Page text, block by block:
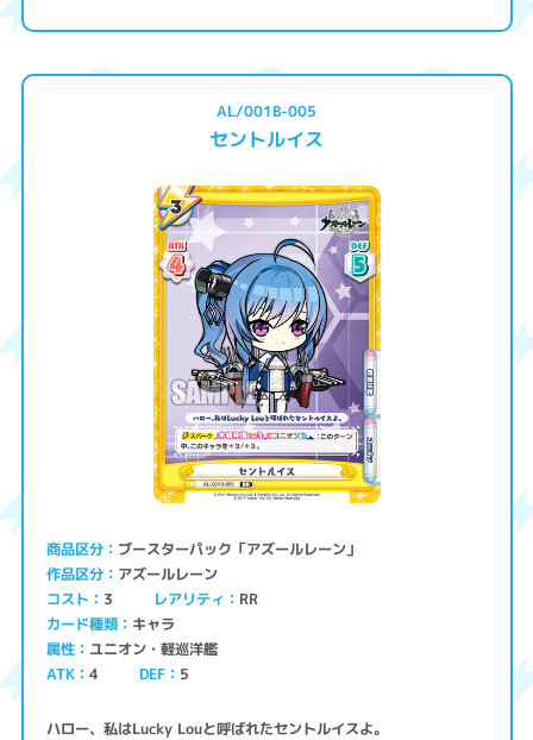
AL/001B-005
セントルイス
商品区分 ブースターパック「アズールレーン」
作品区分 アズールレーン
コスト 3 レアリティ RR
カード種類 キャラ
属性 ユニオン・軽巡洋艦
ATK 4 DEF 5
ハロー、私はLucky Louと呼ばれたセントルイスよ。